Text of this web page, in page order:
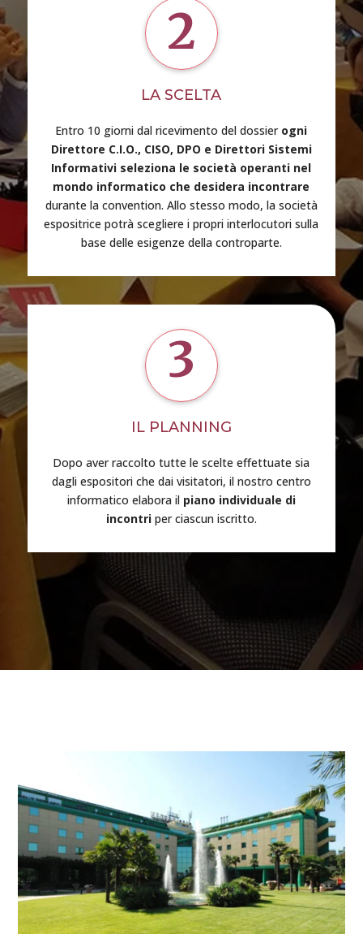
2
LA SCELTA
Entro 10 giorni dal ricevimento del dossier ogni
Direttore C.I.O., CISO, DPO e Direttori Sistemi
Informativi seleziona le società operanti nel
mondo informatico che desidera incontrare
durante la convention. Allo stesso modo, la società
espositrice potrà scegliere i propri interlocutori sulla
base delle esigenze della controparte.
3
IL PLANNING
Dopo aver raccolto tutte le scelte effettuate sia
dagli espositori che dai visitatori, il nostro centro
informatico elabora il piano individuale di
incontriper ciascun iscritto.